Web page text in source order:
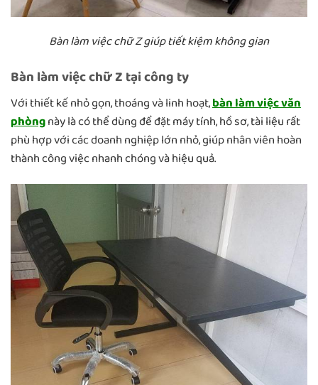
Bàn làm việc chữ Z giúp tiết kiệm không gian
Bàn làm việc chữ Z tại công ty
Với thiết kế nhỏ gọn, thoáng và linh hoạt,bàn làm việc văn
phòngnày là có thể dùng để đặt máy tính, hồ sơ, tài liệu rất
phù hợp với các doanh nghiệp lớn nhỏ, giúp nhân viên hoàn
thành công việc nhanh chóng và hiệu quả.